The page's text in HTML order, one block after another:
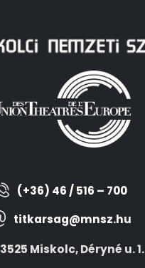
(+36) 46 / 516 – 700
titkarsag@mnsz.hu
3525 Miskolc, Déryné u. 1.